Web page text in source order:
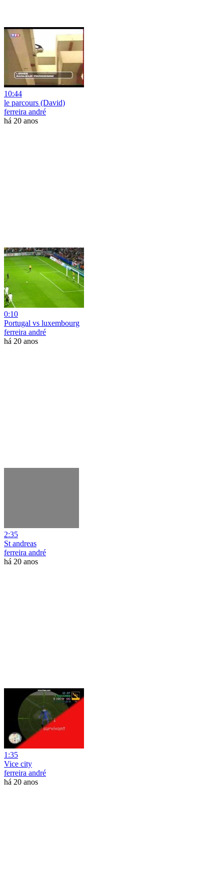
10:44
le parcours (David)
ferreira andré
há 20 anos
0:10
Portugal vs luxembourg
ferreira andré
há 20 anos
2:35
St andreas
ferreira andré
há 20 anos
1:35
Vice city
ferreira andré
há 20 anos